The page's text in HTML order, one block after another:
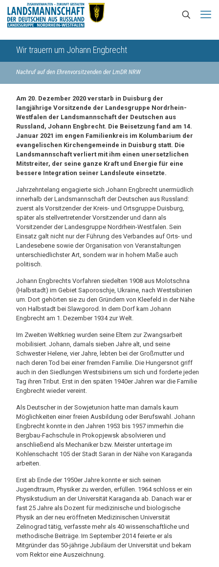
Wir trauern um Johann Engbrecht
Nachruf auf den Ehrenvorsitzenden der LmDR NRW
Am 20. Dezember 2020 verstarb in Duisburg der
langjährige Vorsitzende der Landesgruppe Nordrhein-
Westfalen der Landsmannschaft der Deutschen aus
Russland, Johann Engbrecht. Die Beisetzung fand am 14.
Januar 2021 im engen Familienkreis im Kolumbarium der
evangelischen Kirchengemeinde in Duisburg statt. Die
Landsmannschaft verliert mit ihm einen unersetzlichen
Mitstreiter, der seine ganze Kraft und Energie für eine
bessere Integration seiner Landsleute einsetzte.
Jahrzehntelang engagierte sich Johann Engbrecht unermüdlich
innerhalb der Landsmannschaft der Deutschen aus Russland:
zuerst als Vorsitzender der Kreis- und Ortsgruppe Duisburg,
später als stellvertretender Vorsitzender und dann als
Vorsitzender der Landesgruppe Nordrhein-Westfalen. Sein
Einsatz galt nicht nur der Führung des Verbandes auf Orts- und
Landesebene sowie der Organisation von Veranstaltungen
unterschiedlichster Art, sondern war in hohem Maße auch
politisch.
Johann Engbrechts Vorfahren siedelten 1908 aus Molotschna
(Halbstadt) im Gebiet Saporoschje, Ukraine, nach Westsibirien
um. Dort gehörten sie zu den Gründern von Kleefeld in der Nähe
von Halbstadt bei Slawgorod. In dem Dorf kam Johann
Engbrecht am 1. Dezember 1934 zur Welt.
Im Zweiten Weltkrieg wurden seine Eltern zur Zwangsarbeit
mobilisiert. Johann, damals sieben Jahre alt, und seine
Schwester Helene, vier Jahre, lebten bei der Großmutter und
nach deren Tod bei einer fremden Familie. Die Hungersnot griff
auch in den Siedlungen Westsibiriens um sich und forderte jeden
Tag ihren Tribut. Erst in den späten 1940er Jahren war die Familie
Engbrecht wieder vereint.
Als Deutscher in der Sowjetunion hatte man damals kaum
Möglichkeiten einer freien Ausbildung oder Berufswahl. Johann
Engbrecht konnte in den Jahren 1953 bis 1957 immerhin die
Bergbau-Fachschule in Prokopjewsk absolvieren und
anschließend als Mechaniker bzw. Meister untertage im
Kohlenschacht 105 der Stadt Saran in der Nähe von Karaganda
arbeiten.
Erst ab Ende der 1950er Jahre konnte er sich seinen
Jugendtraum, Physiker zu werden, erfüllen. 1964 schloss er ein
Physikstudium an der Universität Karaganda ab. Danach war er
fast 25 Jahre als Dozent für medizinische und biologische
Physik an der neu eröffneten Medizinischen Universität
Zelinograd tätig, verfasste mehr als 40 wissenschaftliche und
methodische Beiträge. Im September 2014 feierte er als
Mitgründer das 50-jährige Jubiläum der Universität und bekam
vom Rektor eine Auszeichnung.